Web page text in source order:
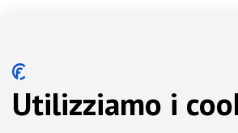
Utilizziamo i